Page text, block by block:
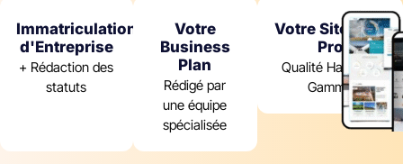
Immatriculation
d'Entreprise
+ Rédaction des
statuts
Votre
Business
Plan
Rédigé par
une équipe
spécialisée
Votre Site Web
Pro
Qualité Haut-de-
Gamme